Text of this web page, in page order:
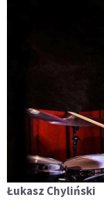
Łukasz Chyliński